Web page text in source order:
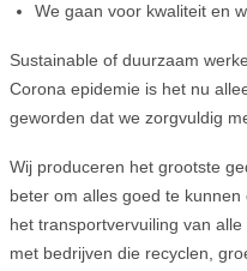
We gaan voor kwaliteit en
Sustainable of duurzaam
Corona epidemie is het nu
geworden dat we zorgvuldig
Wij produceren het grootste
beter om alles goed te
het transportvervuiling van
met bedrijven die recyclen,